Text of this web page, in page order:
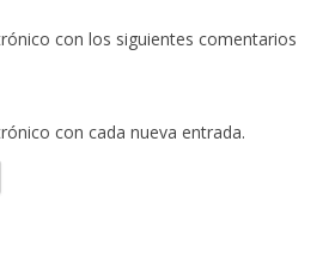
con los siguientes comentarios
con cada nueva entrada.